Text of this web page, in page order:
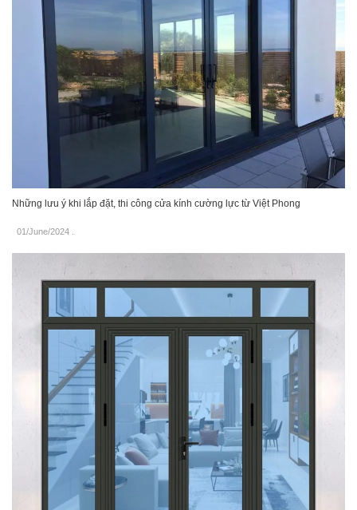
Những lưu ý khi lắp đặt, thi công cửa kính cường lực từ Việt Phong
01/June/2024